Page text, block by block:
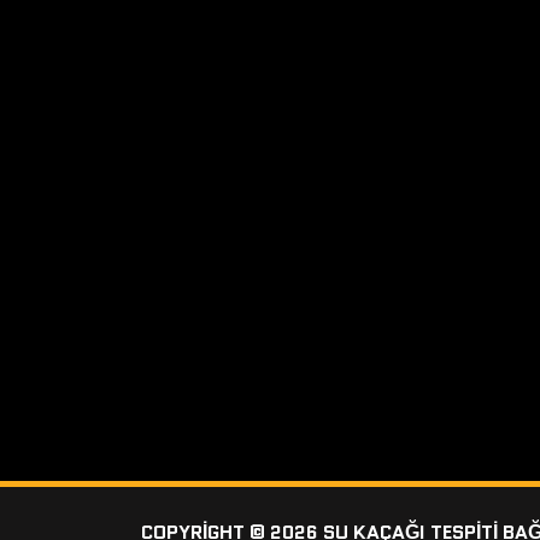
COPYRIGHT © 2026 SU KAÇAĞI TESPITI